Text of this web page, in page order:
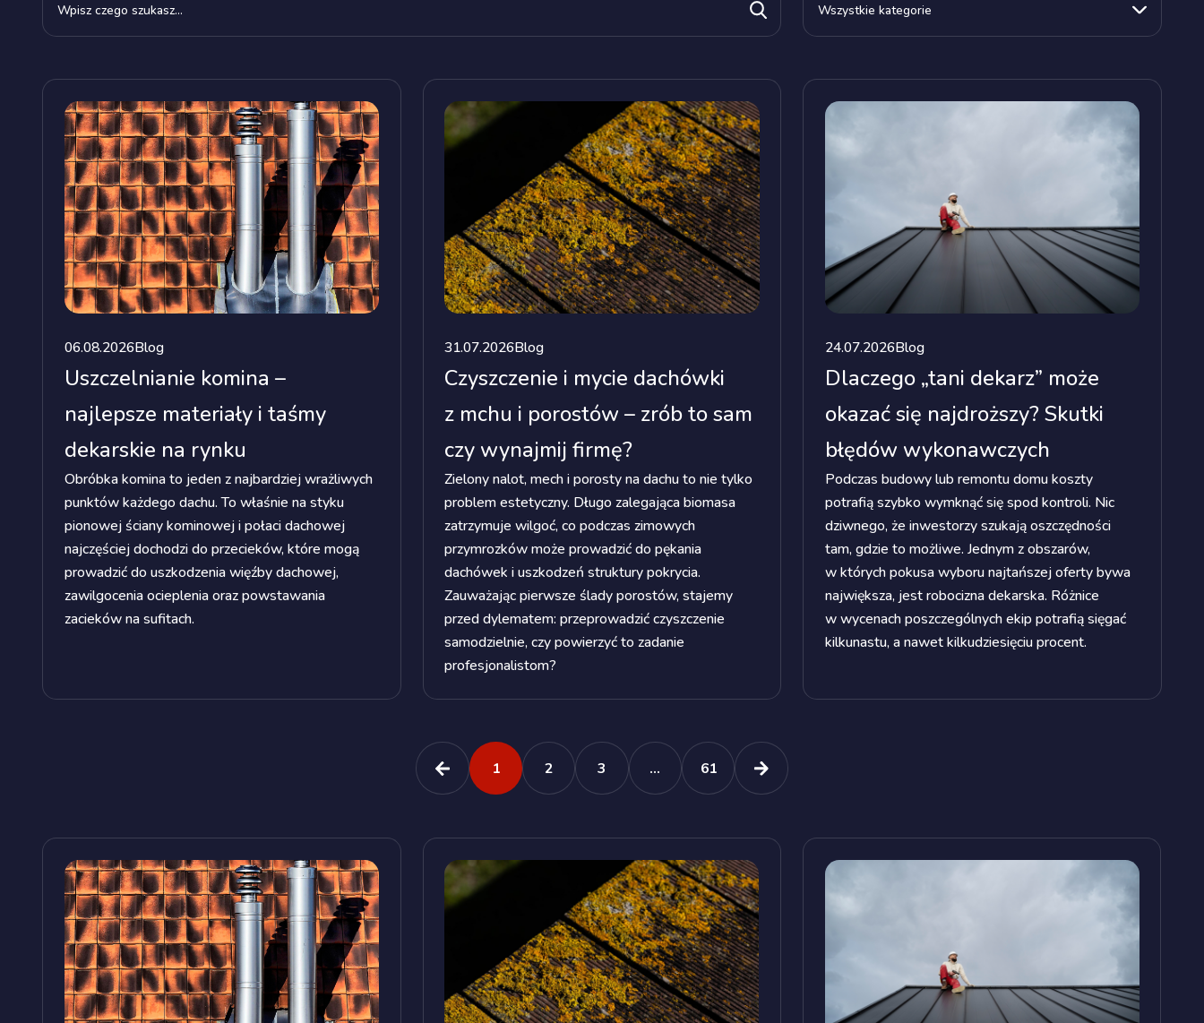
Wszystkie kategorie
06.08.2026Blog
Uszczelnianie komina –
najlepsze materiały i taśmy
dekarskie na rynku
Obróbka komina to jeden z najbardziej wrażliwych
punktów każdego dachu. To właśnie na styku
pionowej ściany kominowej i połaci dachowej
najczęściej dochodzi do przecieków, które mogą
prowadzić do uszkodzenia więźby dachowej,
zawilgocenia ocieplenia oraz powstawania
zacieków na sufitach.
31.07.2026Blog
Czyszczenie i mycie dachówki
z mchu i porostów – zrób to sam
czy wynajmij firmę?
Zielony nalot, mech i porosty na dachu to nie tylko
problem estetyczny. Długo zalegająca biomasa
zatrzymuje wilgoć, co podczas zimowych
przymrozków może prowadzić do pękania
dachówek i uszkodzeń struktury pokrycia.
Zauważając pierwsze ślady porostów, stajemy
przed dylematem: przeprowadzić czyszczenie
samodzielnie, czy powierzyć to zadanie
profesjonalistom?
24.07.2026Blog
Dlaczego „tani dekarz” może
okazać się najdroższy? Skutki
błędów wykonawczych
Podczas budowy lub remontu domu koszty
potrafią szybko wymknąć się spod kontroli. Nic
dziwnego, że inwestorzy szukają oszczędności
tam, gdzie to możliwe. Jednym z obszarów,
w których pokusa wyboru najtańszej oferty bywa
największa, jest robocizna dekarska. Różnice
w wycenach poszczególnych ekip potrafią sięgać
kilkunastu, a nawet kilkudziesięciu procent.
1 2 3 ... 61